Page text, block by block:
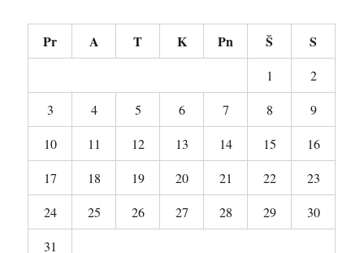
Pr A T K Pn Š S
1
2
3
4 5 6 7 8
9
10
11 12 13 14 15
16
17
18 19 20 21 22
23
24
25 26 27 28 29
30
31